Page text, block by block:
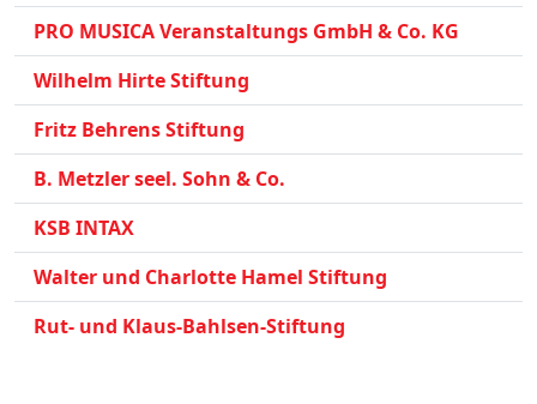
PRO MUSICA Veranstaltungs GmbH & Co. KG
Wilhelm Hirte Stiftung
Fritz Behrens Stiftung
B. Metzler seel. Sohn & Co.
KSB INTAX
Walter und Charlotte Hamel Stiftung
Rut- und Klaus-Bahlsen-Stiftung